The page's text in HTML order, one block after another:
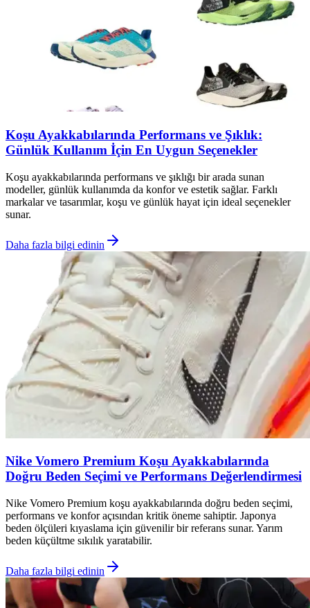
Koşu Ayakkabılarında Performans ve Şıklık:
Günlük Kullanım İçin En Uygun Seçenekler
Koşu ayakkabılarında performans ve şıklığı bir arada sunan
modeller, günlük kullanımda da konfor ve estetik sağlar. Farklı
markalar ve tasarımlar, koşu ve günlük hayat için ideal seçenekler
sunar.
Daha fazla bilgi edinin
Nike Vomero Premium Koşu Ayakkabılarında
Doğru Beden Seçimi ve Performans Değerlendirmesi
Nike Vomero Premium koşu ayakkabılarında doğru beden seçimi,
performans ve konfor açısından kritik öneme sahiptir. Japonya
beden ölçüleri kıyaslama için güvenilir bir referans sunar. Yarım
beden küçültme sıkılık yaratabilir.
Daha fazla bilgi edinin